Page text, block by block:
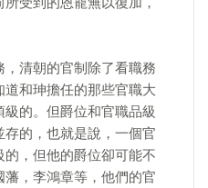
清朝的官制除了看職務
和珅擔任的那些官職大
的。但爵位和官職品級
的，也就是說，一個官
的，但他的爵位卻可能不
，李鴻章等，他們的官